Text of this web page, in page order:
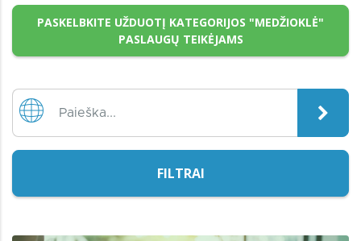
PASKELBKITE UŽDUOTĮ KATEGORIJOS "MEDŽIOKLĖ"
PASLAUGŲ TEIKĖJAMS
FILTRAI